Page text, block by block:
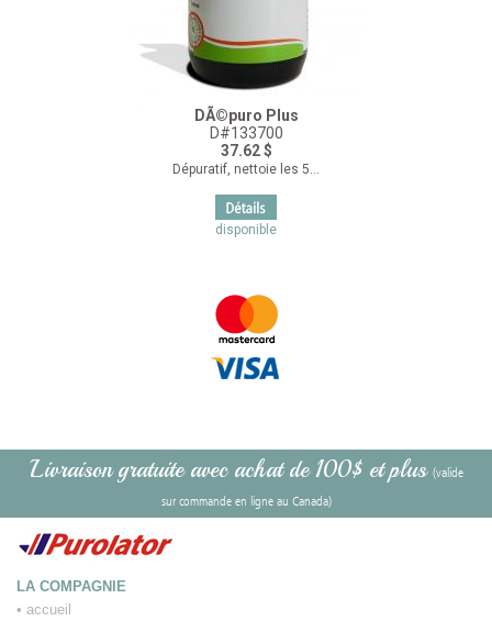
DÃ©puro Plus
D#133700
37.62 $
Dépuratif, nettoie les 5...
disponible
Livraison gratuite avec achat de 100$ et plus (valide
sur commande en ligne au Canada)
LA COMPAGNIE
• accueil